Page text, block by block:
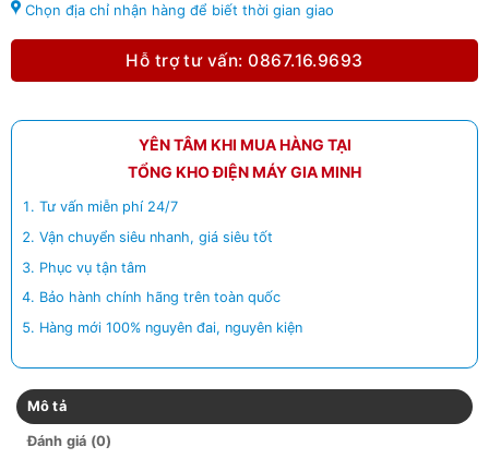
Chọn địa chỉ nhận hàng để biết thời gian giao
Hỗ trợ tư vấn: 0867.16.9693
YÊN TÂM KHI MUA HÀNG TẠI
TỔNG KHO ĐIỆN MÁY GIA MINH
Tư vấn miễn phí 24/7
Vận chuyển siêu nhanh, giá siêu tốt
Phục vụ tận tâm
Bảo hành chính hãng trên toàn quốc
Hàng mới 100% nguyên đai, nguyên kiện
Mô tả
Đánh giá (0)